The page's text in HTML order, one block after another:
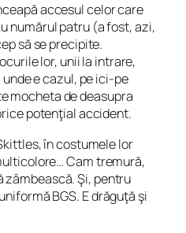
accesul celor care
numărul patru (a fost, azi,
să se precipite.
lor, unii la intrare,
e cazul, pe ici-pe
mocheta de deasupra
potenţial accident.
în costumele lor
Cam tremură,
zâmbească. Şi, pentru
BGS. E drăguţă şi